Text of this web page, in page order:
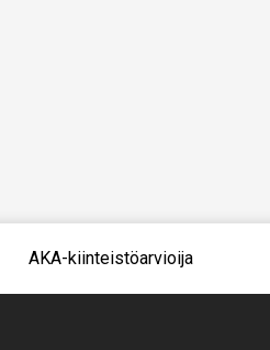
AKA-kiinteistöarvioija